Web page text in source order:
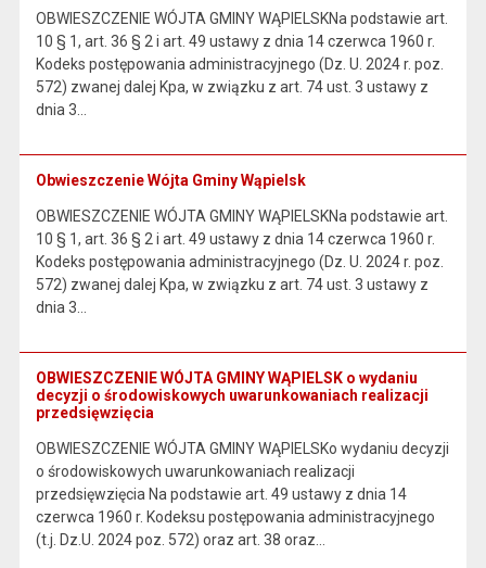
OBWIESZCZENIE WÓJTA GMINY WĄPIELSKNa podstawie art.
10 § 1, art. 36 § 2 i art. 49 ustawy z dnia 14 czerwca 1960 r.
Kodeks postępowania administracyjnego (Dz. U. 2024 r. poz.
572) zwanej dalej Kpa, w związku z art. 74 ust. 3 ustawy z
dnia 3…
Obwieszczenie Wójta Gminy Wąpielsk
OBWIESZCZENIE WÓJTA GMINY WĄPIELSKNa podstawie art.
10 § 1, art. 36 § 2 i art. 49 ustawy z dnia 14 czerwca 1960 r.
Kodeks postępowania administracyjnego (Dz. U. 2024 r. poz.
572) zwanej dalej Kpa, w związku z art. 74 ust. 3 ustawy z
dnia 3…
OBWIESZCZENIE WÓJTA GMINY WĄPIELSK o wydaniu
decyzji o środowiskowych uwarunkowaniach realizacji
przedsięwzięcia
OBWIESZCZENIE WÓJTA GMINY WĄPIELSKo wydaniu decyzji
o środowiskowych uwarunkowaniach realizacji
przedsięwzięcia Na podstawie art. 49 ustawy z dnia 14
czerwca 1960 r. Kodeksu postępowania administracyjnego
(t.j. Dz.U. 2024 poz. 572) oraz art. 38 oraz…